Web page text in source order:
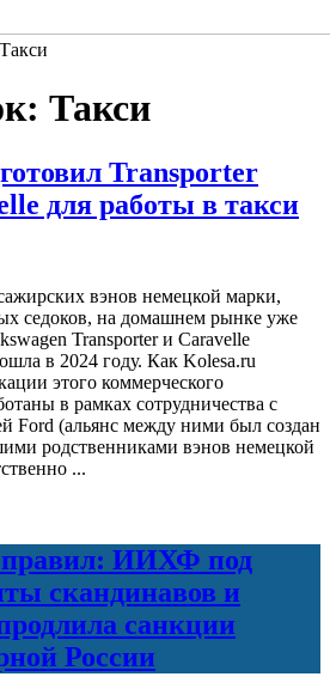
Такси
Transporter
для работы в такси
вэнов немецкой марки,
седоков, на домашнем рынке уже
Transporter и Caravelle
в 2024 году. Как Kolesa.ru
этого коммерческого
в рамках сотрудничества с
Ford (альянс между ними был создан
родственниками вэнов немецкой
...
правил: ИИХФ под
скандинавов и
санкции
России